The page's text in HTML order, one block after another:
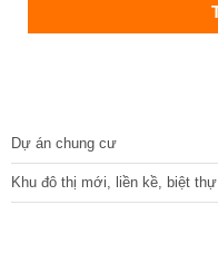
Dự án chung cư
Khu đô thị mới, liền kề, biệt thự